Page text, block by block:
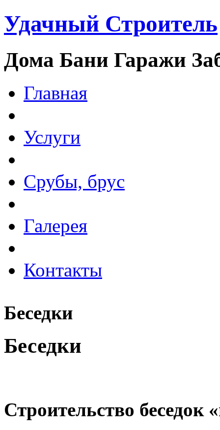
Удачный Строитель
Дома Бани Гаражи
Главная
Услуги
Срубы, брус
Галерея
Контакты
Беседки
Беседки
Строительство беседок